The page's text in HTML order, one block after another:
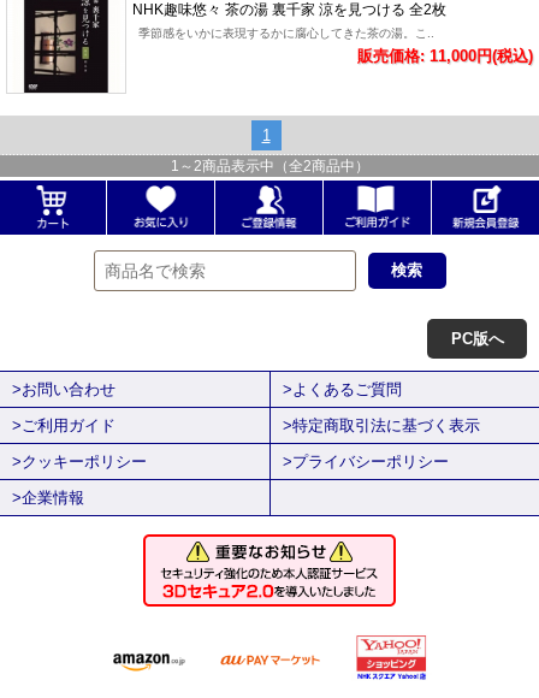
NHK趣味悠々 茶の湯 裏千家 涼を見つける 全2枚
季節感をいかに表現するかに腐心してきた茶の湯。こ..
販売価格: 11,000円(税込)
1
1 ～ 2商品表示中（全2商品中）
PC版へ
>お問い合わせ
>よくあるご質問
>ご利用ガイド
>特定商取引法に基づく表示
>クッキーポリシー
>プライバシーポリシー
>企業情報